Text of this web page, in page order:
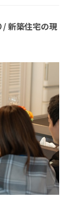
/ 新築住宅の現